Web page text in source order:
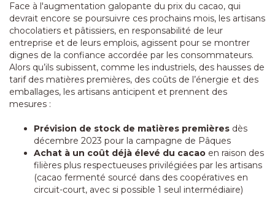
Face à l'augmentation galopante du prix du cacao, qui
devrait encore se poursuivre ces prochains mois, les artisans
chocolatiers et pâtissiers, en responsabilité de leur
entreprise et de leurs emplois, agissent pour se montrer
dignes de la confiance accordée par les consommateurs.
Alors qu’ils subissent, comme les industriels, des hausses de
tarif des matières premières, des coûts de l’énergie et des
emballages, les artisans anticipent et prennent des
mesures :
Prévision de stock de matières premières dès
décembre 2023 pour la campagne de Pâques
Achat à un coût déjà élevé du cacao en raison des
filières plus respectueuses privilégiées par les artisans
(cacao fermenté sourcé dans des coopératives en
circuit-court, avec si possible 1 seul intermédiaire)